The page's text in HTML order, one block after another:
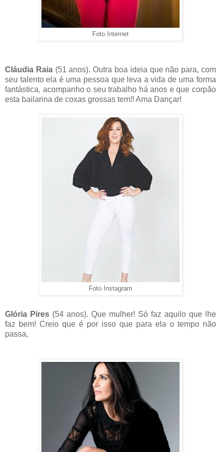
Foto Internet
Cláudia Raia (51 anos). Outra boa ideia que não para, com
seu talento ela é uma pessoa que leva a vida de uma forma
fantástica, acompanho o seu trabalho há anos e que corpão
esta bailarina de coxas grossas tem!! Ama Dançar!
Foto Instagram
Glória Pires (54 anos). Que mulher! Só faz aquilo que lhe
faz bem! Creio que é por isso que para ela o tempo não
passa,